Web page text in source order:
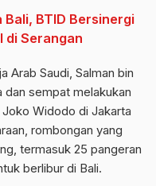
BTID Bersinergi
di Serangan
Arab Saudi, Salman bin
dan sempat melakukan
Widodo di Jakarta
rombongan yang
termasuk 25 pangeran
berlibur di Bali.